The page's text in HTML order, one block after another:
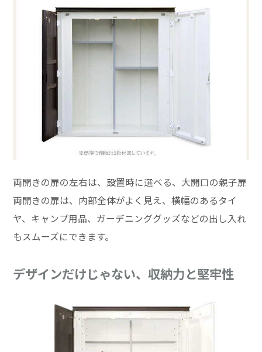
両開きの扉の左右は、設置時に選べる、大開口の親子扉
両開きの扉は、内部全体がよく見え、横幅のあるタイ
ヤ、キャンプ用品、ガーデニンググッズなどの出し入れ
もスムーズにできます。
デザインだけじゃない、収納力と堅牢性